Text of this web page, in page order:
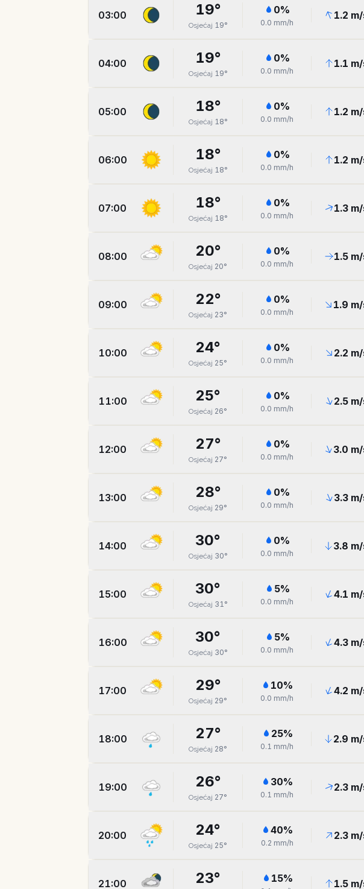
03:00 19°
Osjećaj 19°
0%
0.0 mm/h
1.2
04:00 19°
Osjećaj 19°
0%
0.0 mm/h
1.1
05:00 18°
Osjećaj 18°
0%
0.0 mm/h
1.2
06:00 18°
Osjećaj 18°
0%
0.0 mm/h
1.2
07:00 18°
Osjećaj 18°
0%
0.0 mm/h
1.3m/
08:00 20°
Osjećaj 20°
0%
0.0 mm/h
1.5m/
09:00 22°
Osjećaj 23°
0%
0.0 mm/h
1.9
10:00 24°
Osjećaj 25°
0%
0.0 mm/h
2.2
11:00 25°
Osjećaj 26°
0%
0.0 mm/h
2.5m/
12:00 27°
Osjećaj 27°
0%
0.0 mm/h
3.0
13:00 28°
Osjećaj 29°
0%
0.0 mm/h
3.3m/
14:00 30°
Osjećaj 30°
0%
0.0 mm/h
3.8
15:00 30°
Osjećaj 31°
5%
0.0 mm/h
4.1
16:00 30°
Osjećaj 30°
5%
0.0 mm/h
4.3m/
17:00 29°
Osjećaj 29°
10%
0.0 mm/h
4.2
18:00 27°
Osjećaj 28°
25%
0.1 mm/h
2.9
19:00 26°
Osjećaj 27°
30%
0.1 mm/h
2.3m/
20:00 24°
Osjećaj 25°
40%
0.2 mm/h
2.3m/
21:00 23° 15% 1.5m/